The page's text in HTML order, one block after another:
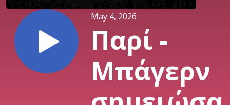
May 4, 2026
Παρί -
Μπάγερν